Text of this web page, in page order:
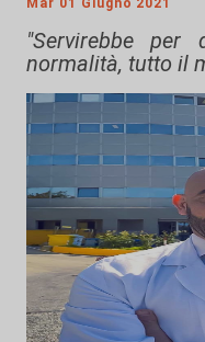
Mar 01 Giugno 2021
"Servirebbe
normalità, tutto il